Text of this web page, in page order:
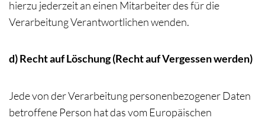
hierzu jederzeit an einen Mitarbeiter des für die
Verarbeitung Verantwortlichen wenden.
d) Recht auf Löschung (Recht auf Vergessen werden)
Jede von der Verarbeitung personenbezogener Daten
betroffene Person hat das vom Europäischen